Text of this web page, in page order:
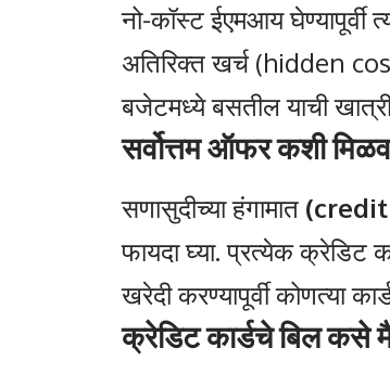
नो-कॉस्ट ईएमआय घेण्यापूर्वी
अतिरिक्त खर्च (hidden
बजेटमध्ये बसतील याची
सर्वोत्तम ऑफर कशी
सणासुदीच्या हंगामात
फायदा घ्या. प्रत्येक क्रेडिट
खरेदी करण्यापूर्वी कोणत्या
क्रेडिट कार्डचे बिल कसे